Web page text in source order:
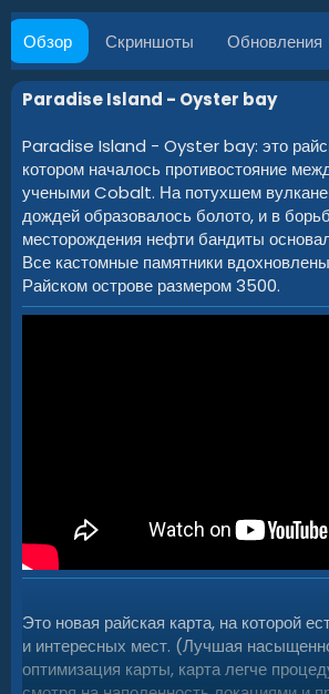
о
р
а
о
з
д
а
и
я
и
Обзор Скриншоты Обновления
Paradise Island - Oyster bay
Paradise Island - Oyster bay: это
котором началось противостояние
учеными Cobalt. На потухшем
дождей образовалось болото, и в
месторождения нефти бандиты
Все кастомные памятники
Райском острове размером 3500.
Это новая райская карта, на которой
и интересных мест. (Лучшая
оптимизация карты, карта легче